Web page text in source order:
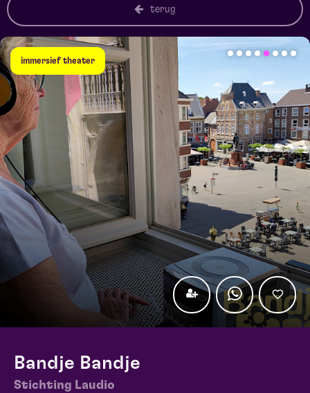
terug
immersief theater
Bandje Bandje
Stichting Laudio